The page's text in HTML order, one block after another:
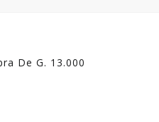
De G. 13.000